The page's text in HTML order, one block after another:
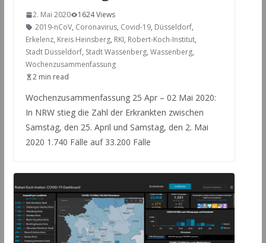
2. Mai 2020
1624 Views
2019-nCoV, Coronavirus, Covid-19, Düsseldorf,
Erkelenz, Kreis Heinsberg, RKI, Robert-Koch-Institut,
Stadt Düsseldorf, Stadt Wassenberg, Wassenberg,
Wochenzusammenfassung
2 min read
Wochenzusammenfassung 25 Apr – 02 Mai 2020:
In NRW stieg die Zahl der Erkrankten zwischen
Samstag, den 25. April und Samstag, den 2. Mai
2020 1.740 Fälle auf 33.200 Fälle